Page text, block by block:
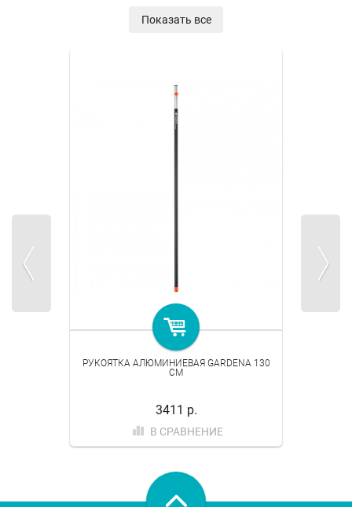
Показать все
РУКОЯТКА АЛЮМИНИЕВАЯ GARDENA 130
СМ
3411 р.
В СРАВНЕНИЕ